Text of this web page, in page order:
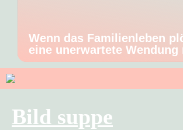
Wenn das Familienleben
eine unerwartete Wendung
Bild suppe